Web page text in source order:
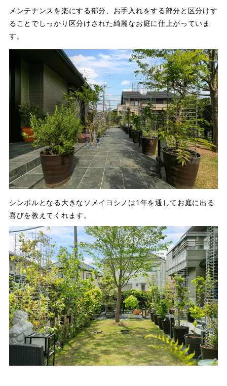
メンテナンスを楽にする部分、お手入れをする部分と区分けす
ることでしっかり区分けされた綺麗なお庭に仕上がっていま
す。
シンボルとなる大きなソメイヨシノは1年を通してお庭に出る
喜びを教えてくれます。